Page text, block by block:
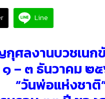
Line
ศลงานบวชเนก
๑ – ๓ ธันวาคม ๒
“วันพ่อแห่งชาติ